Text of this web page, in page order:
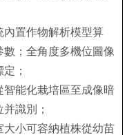
內置作物解析模型算
；全角度多機位圖像
；
智能化栽培區至成像暗
識別；
大小可容納植株從幼苗